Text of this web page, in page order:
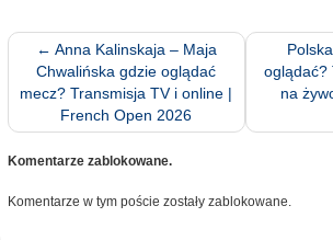
← Anna Kalinskaja – Maja
Chwalińska gdzie oglądać
mecz? Transmisja TV i online |
French Open 2026
oglądać?
na
Komentarze zablokowane.
Komentarze w tym poście zostały zablokowane.